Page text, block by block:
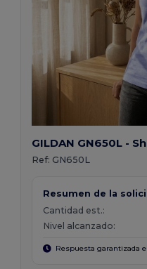
GILDAN GN650L -
Ref: GN650L
Resumen de la
Cantidad est.:
Nivel alcanzado:
Respuesta garantizada